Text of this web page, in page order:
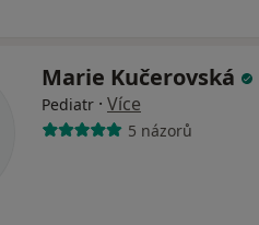
Marie Kučerovská
Pediatr · Více
5 názorů